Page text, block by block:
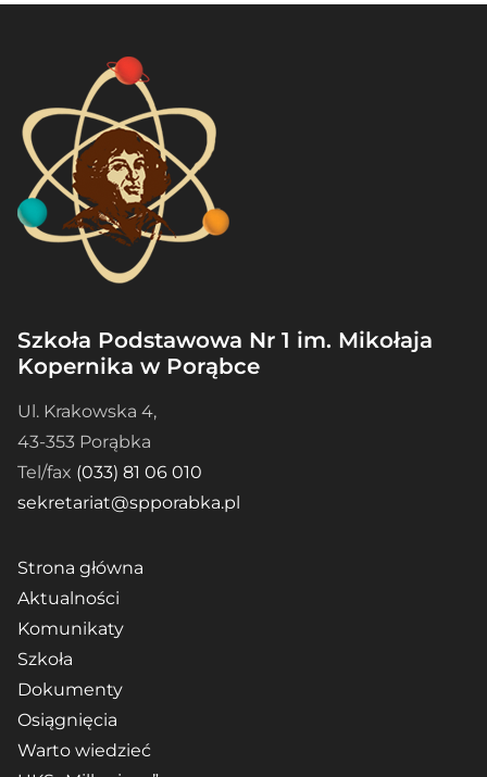
Szkoła Podstawowa Nr 1 im. Mikołaja
Kopernika w Porąbce
Ul. Krakowska 4,
43-353 Porąbka
Tel/fax (033) 81 06 010
sekretariat@spporabka.pl
Strona główna
Aktualności
Komunikaty
Szkoła
Dokumenty
Osiągnięcia
Warto wiedzieć